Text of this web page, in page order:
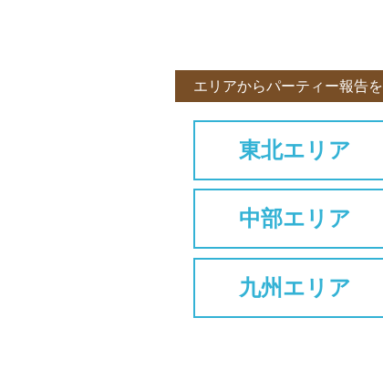
エリアからパーティー報告
東北エリア
中部エリア
九州エリア